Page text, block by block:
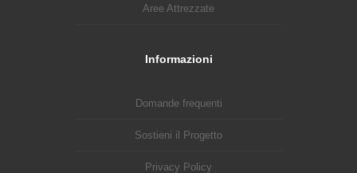
Aree Attrezzate
Informazioni
Domande frequenti
Sostieni il Progetto
Privacy Policy